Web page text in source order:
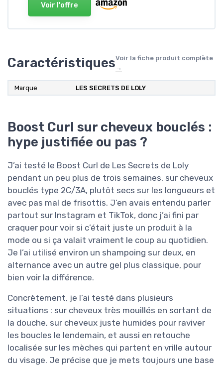
Voir l'offre
CaractéristiquesVoir la fiche produit complète
→
Marque LES SECRETS DE LOLY
Boost Curl sur cheveux bouclés :
hype justifiée ou pas ?
J’ai testé le Boost Curl de Les Secrets de Loly
pendant un peu plus de trois semaines, sur cheveux
bouclés type 2C/3A, plutôt secs sur les longueurs et
avec pas mal de frisottis. J’en avais entendu parler
partout sur Instagram et TikTok, donc j’ai fini par
craquer pour voir si c’était juste un produit à la
mode ou si ça valait vraiment le coup au quotidien.
Je l’ai utilisé environ un shampoing sur deux, en
alternance avec un autre gel plus classique, pour
bien voir la différence.
Concrètement, je l’ai testé dans plusieurs
situations : sur cheveux très mouillés en sortant de
la douche, sur cheveux juste humides pour raviver
les boucles le lendemain, et aussi en retouche
localisée sur les mèches qui partent en vrille autour
du visage. Je précise que je mets toujours une base